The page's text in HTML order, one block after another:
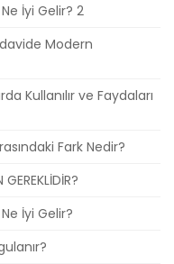
Ne İyi Gelir? 2
Modern
Kullanılır ve Faydaları
Fark Nedir?
İyi Gelir?